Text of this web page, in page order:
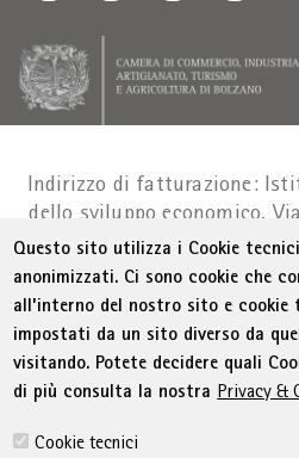
Indirizzo di fatturazione:
dello sviluppo economico,
Bolzano| Part. IVA
© WIFI Colophon Privacy
Dichiarazione
Amministrazione
Questo sito utilizza i Cookie
anonimizzati. Ci sono cookie che
all’interno del nostro sito e cookie
impostati da un sito diverso da
visitando. Potete decidere quali
di più consulta la nostra Privacy &
Cookie tecnici